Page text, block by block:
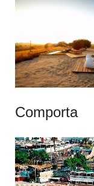
Comporta